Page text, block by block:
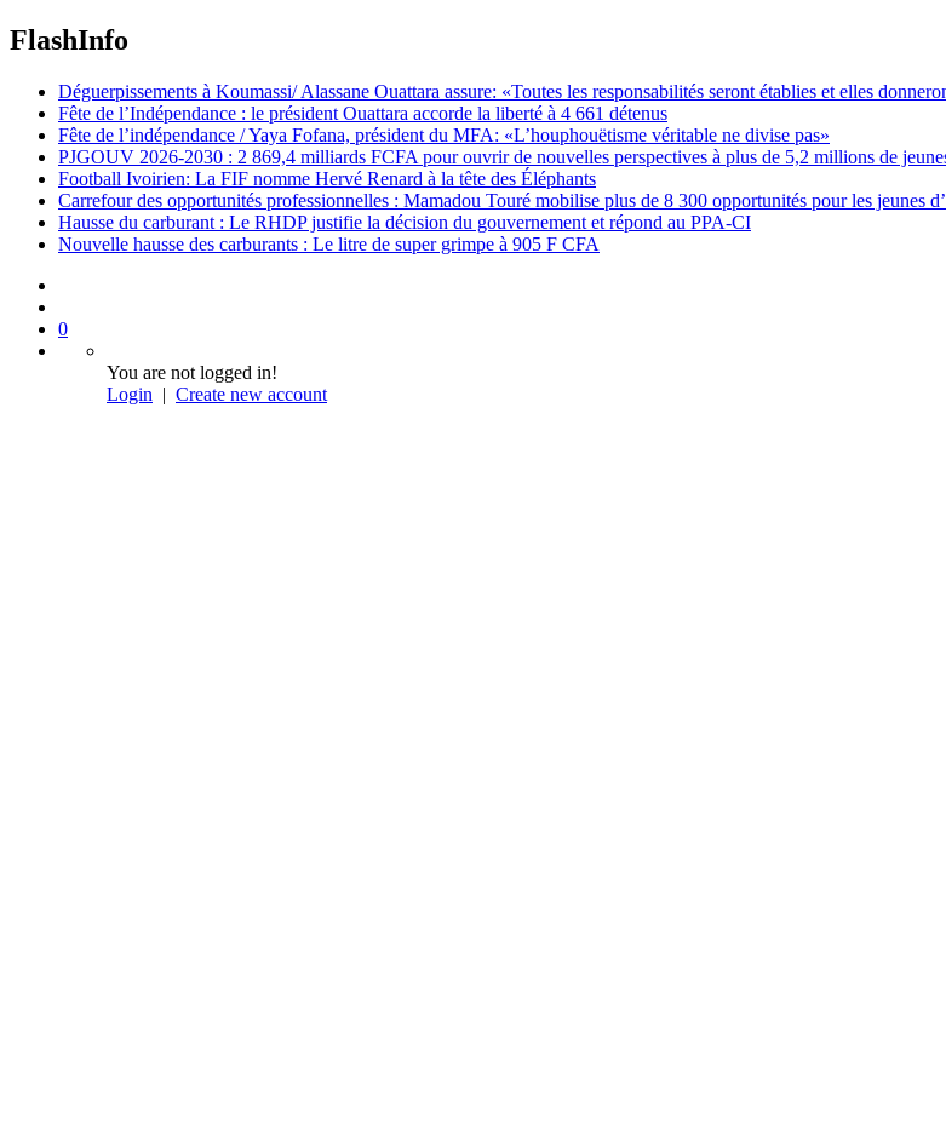
FlashInfo
Déguerpissements à Koumassi/ Alassane Ouattara assure: «Toutes les responsabilités seront établies et elles
Fête de l’Indépendance : le président Ouattara accorde la liberté à 4 661 détenus
Fête de l’indépendance / Yaya Fofana, président du MFA: «L’houphouëtisme véritable ne divise pas»
PJGOUV 2026-2030 : 2 869,4 milliards FCFA pour ouvrir de nouvelles perspectives à plus de 5,2 millions de
Football Ivoirien: La FIF nomme Hervé Renard à la tête des Éléphants
Carrefour des opportunités professionnelles : Mamadou Touré mobilise plus de 8 300 opportunités pour les jeunes
Hausse du carburant : Le RHDP justifie la décision du gouvernement et répond au PPA-CI
Nouvelle hausse des carburants : Le litre de super grimpe à 905 F CFA
0
You are not logged in!
Login | Create new account